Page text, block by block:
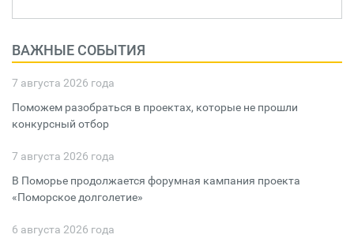
ВАЖНЫЕ СОБЫТИЯ
7 августа 2026 года
Поможем разобраться в проектах, которые не прошли
конкурсный отбор
7 августа 2026 года
В Поморье продолжается форумная кампания проекта
«Поморское долголетие»
6 августа 2026 года